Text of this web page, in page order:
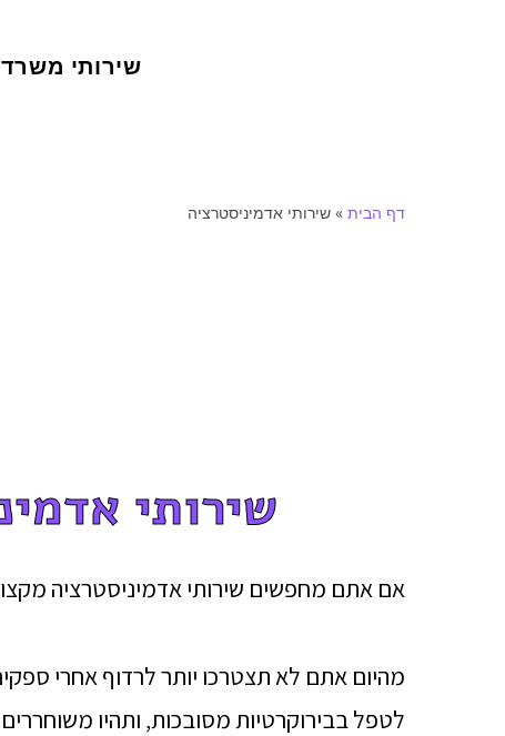
שירותי משרד
דף הבית »שירותי אדמיניסטרציה
שירותי
אם אתם מחפשים שירותי אדמיניסטרציה
מהיום אתם לא תצטרכו יותר לרדוף אחרי
לטפל בבירוקרטיות מסובכות, ותהיו